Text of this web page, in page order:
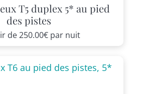
T5 duplex 5* au pied
des pistes
de250.00€ par nuit